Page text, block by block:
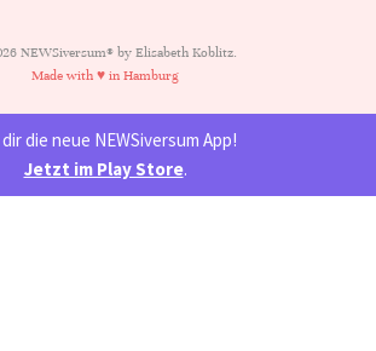
NEWSiversum® by Elisabeth Koblitz.
Made with ♥ in Hamburg
die neue NEWSiversum App!
Jetzt im Play Store.